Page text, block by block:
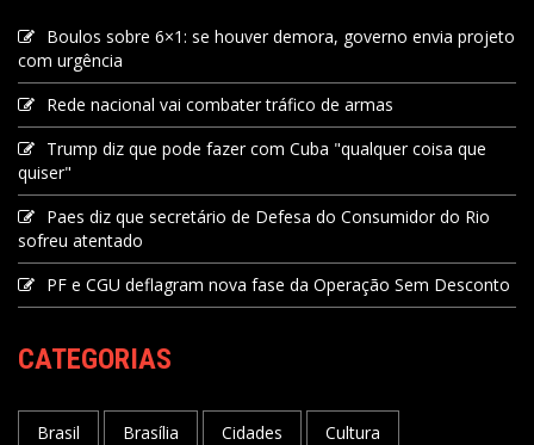
Boulos sobre 6×1: se houver demora, governo envia projeto
com urgência
Rede nacional vai combater tráfico de armas
Trump diz que pode fazer com Cuba "qualquer coisa que
quiser"
Paes diz que secretário de Defesa do Consumidor do Rio
sofreu atentado
PF e CGU deflagram nova fase da Operação Sem Desconto
CATEGORIAS
Brasil Brasília Cidades Cultura